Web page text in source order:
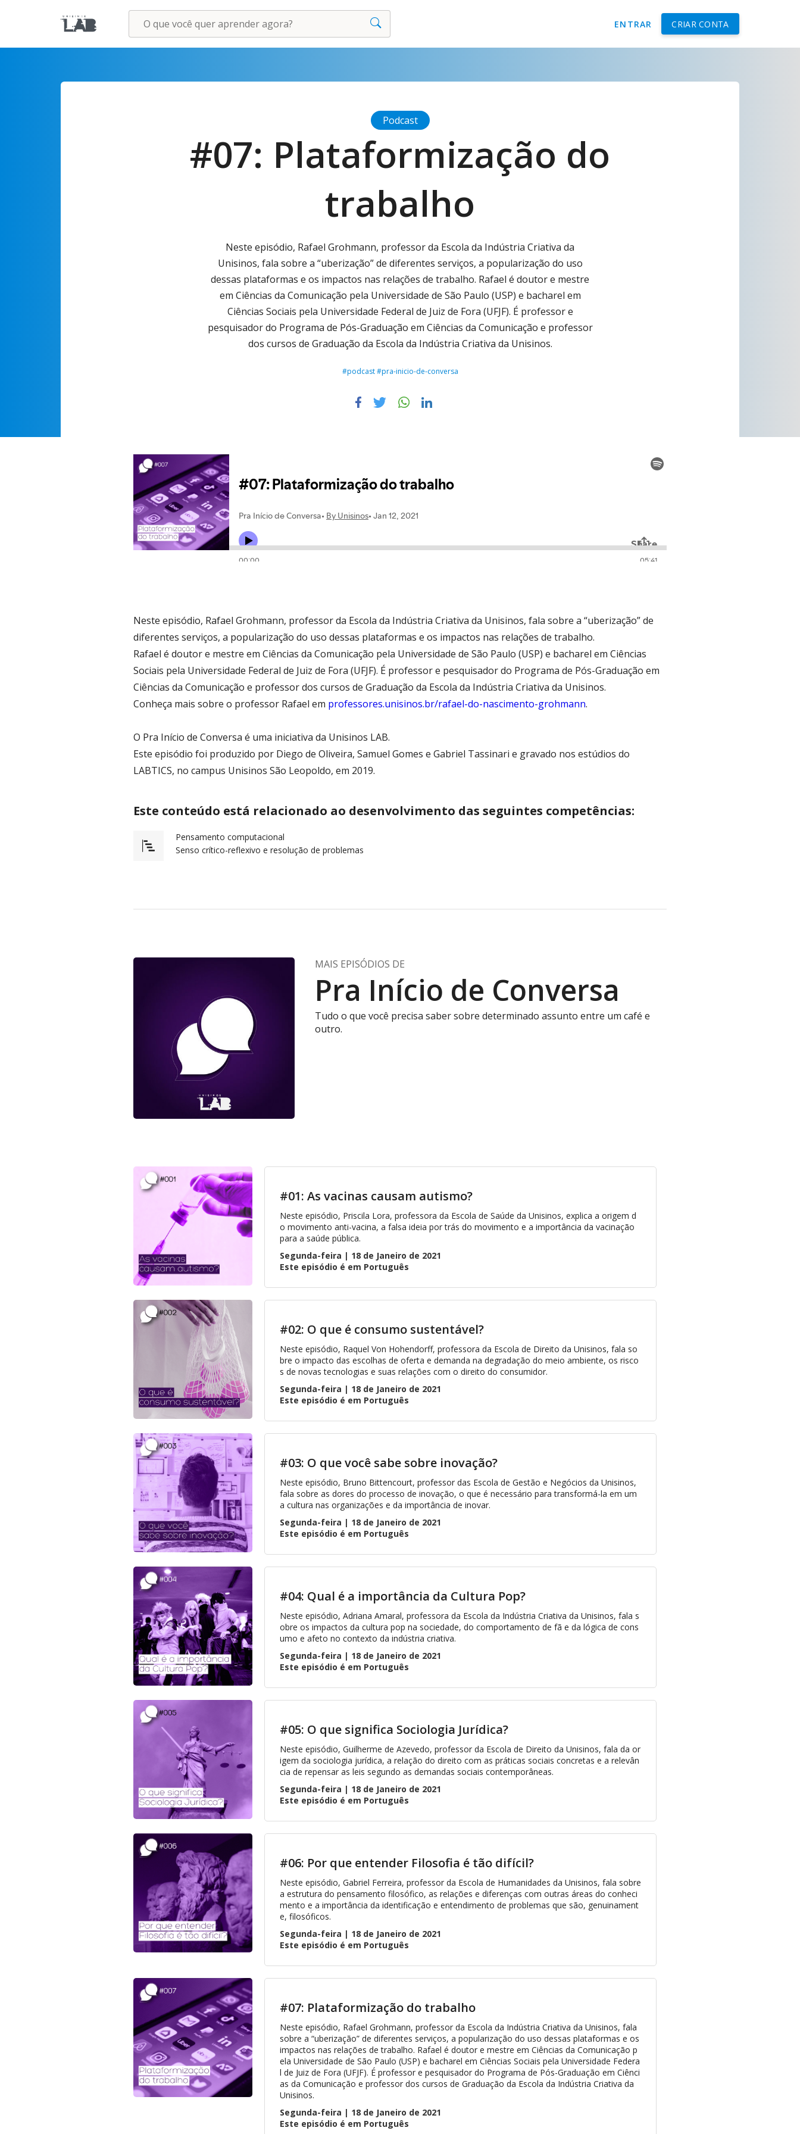
ENTRAR CRIAR CONTA
Podcast
#07: Plataformização do
trabalho
Neste episódio, Rafael Grohmann, professor da Escola da Indústria Criativa da
Unisinos, fala sobre a “uberização” de diferentes serviços, a popularização do uso
dessas plataformas e os impactos nas relações de trabalho. Rafael é doutor e mestre
em Ciências da Comunicação pela Universidade de São Paulo (USP) e bacharel em
Ciências Sociais pela Universidade Federal de Juiz de Fora (UFJF). É professor e
pesquisador do Programa de Pós-Graduação em Ciências da Comunicação e professor
dos cursos de Graduação da Escola da Indústria Criativa da Unisinos.
#podcast #pra-inicio-de-conversa
Neste episódio, Rafael Grohmann, professor da Escola da Indústria Criativa da Unisinos, fala sobre a “uberização” de
diferentes serviços, a popularização do uso dessas plataformas e os impactos nas relações de trabalho.
Rafael é doutor e mestre em Ciências da Comunicação pela Universidade de São Paulo (USP) e bacharel em Ciências
Sociais pela Universidade Federal de Juiz de Fora (UFJF). É professor e pesquisador do Programa de Pós-Graduação em
Ciências da Comunicação e professor dos cursos de Graduação da Escola da Indústria Criativa da Unisinos.
Conheça mais sobre o professor Rafael em professores.unisinos.br/rafael-do-nascimento-grohmann.
O Pra Início de Conversa é uma iniciativa da Unisinos LAB.
Este episódio foi produzido por Diego de Oliveira, Samuel Gomes e Gabriel Tassinari e gravado nos estúdios do
LABTICS, no campus Unisinos São Leopoldo, em 2019.
Este conteúdo está relacionado ao desenvolvimento das seguintes competências:
Pensamento computacional
Senso crítico-reflexivo e resolução de problemas
MAIS EPISÓDIOS DE
Pra Início de Conversa
Tudo o que você precisa saber sobre determinado assunto entre um café e
outro.
#01: As vacinas causam autismo?
Neste episódio, Priscila Lora, professora da Escola de Saúde da Unisinos, explica a origem d
o movimento anti-vacina, a falsa ideia por trás do movimento e a importância da vacinação
para a saúde pública.
Segunda-feira | 18 de Janeiro de 2021
Este episódio é em Português
#02: O que é consumo sustentável?
Neste episódio, Raquel Von Hohendorff, professora da Escola de Direito da Unisinos, fala so
bre o impacto das escolhas de oferta e demanda na degradação do meio ambiente, os risco
s de novas tecnologias e suas relações com o direito do consumidor.
Segunda-feira | 18 de Janeiro de 2021
Este episódio é em Português
#03: O que você sabe sobre inovação?
Neste episódio, Bruno Bittencourt, professor das Escola de Gestão e Negócios da Unisinos,
fala sobre as dores do processo de inovação, o que é necessário para transformá-la em um
a cultura nas organizações e da importância de inovar.
Segunda-feira | 18 de Janeiro de 2021
Este episódio é em Português
#04: Qual é a importância da Cultura Pop?
Neste episódio, Adriana Amaral, professora da Escola da Indústria Criativa da Unisinos, fala s
obre os impactos da cultura pop na sociedade, do comportamento de fã e da lógica de cons
umo e afeto no contexto da indústria criativa.
Segunda-feira | 18 de Janeiro de 2021
Este episódio é em Português
#05: O que significa Sociologia Jurídica?
Neste episódio, Guilherme de Azevedo, professor da Escola de Direito da Unisinos, fala da or
igem da sociologia jurídica, a relação do direito com as práticas sociais concretas e a relevân
cia de repensar as leis segundo as demandas sociais contemporâneas.
Segunda-feira | 18 de Janeiro de 2021
Este episódio é em Português
#06: Por que entender Filosofia é tão difícil?
Neste episódio, Gabriel Ferreira, professor da Escola de Humanidades da Unisinos, fala sobre
a estrutura do pensamento filosófico, as relações e diferenças com outras áreas do conheci
mento e a importância da identificação e entendimento de problemas que são, genuinament
e, filosóficos.
Segunda-feira | 18 de Janeiro de 2021
Este episódio é em Português
#07: Plataformização do trabalho
Neste episódio, Rafael Grohmann, professor da Escola da Indústria Criativa da Unisinos, fala
sobre a “uberização” de diferentes serviços, a popularização do uso dessas plataformas e os
impactos nas relações de trabalho. Rafael é doutor e mestre em Ciências da Comunicação p
ela Universidade de São Paulo (USP) e bacharel em Ciências Sociais pela Universidade Federa
l de Juiz de Fora (UFJF). É professor e pesquisador do Programa de Pós-Graduação em Ciênci
as da Comunicação e professor dos cursos de Graduação da Escola da Indústria Criativa da
Unisinos.
Segunda-feira | 18 de Janeiro de 2021
Este episódio é em Português